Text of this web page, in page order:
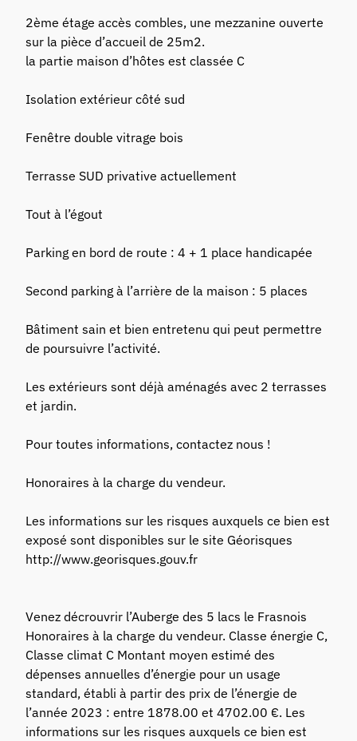
2ème étage accès combles, une mezzanine ouverte
sur la pièce d’accueil de 25m2.
la partie maison d’hôtes est classée C
Isolation extérieur côté sud
Fenêtre double vitrage bois
Terrasse SUD privative actuellement
Tout à l’égout
Parking en bord de route : 4 + 1 place handicapée
Second parking à l’arrière de la maison : 5 places
Bâtiment sain et bien entretenu qui peut permettre
de poursuivre l’activité.
Les extérieurs sont déjà aménagés avec 2 terrasses
et jardin.
Pour toutes informations, contactez nous !
Honoraires à la charge du vendeur.
Les informations sur les risques auxquels ce bien est
exposé sont disponibles sur le site Géorisques
http://www.georisques.gouv.fr
Venez décrouvrir l’Auberge des 5 lacs le Frasnois
Honoraires à la charge du vendeur. Classe énergie C,
Classe climat C Montant moyen estimé des
dépenses annuelles d’énergie pour un usage
standard, établi à partir des prix de l’énergie de
l’année 2023 : entre 1878.00 et 4702.00 €. Les
informations sur les risques auxquels ce bien est